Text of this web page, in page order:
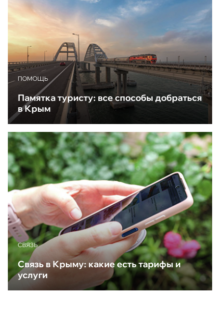
ПОМОЩЬ
Памятка туристу: все способы добраться
в Крым
CВЯЗЬ
Связь в Крыму: какие есть тарифы и
услуги